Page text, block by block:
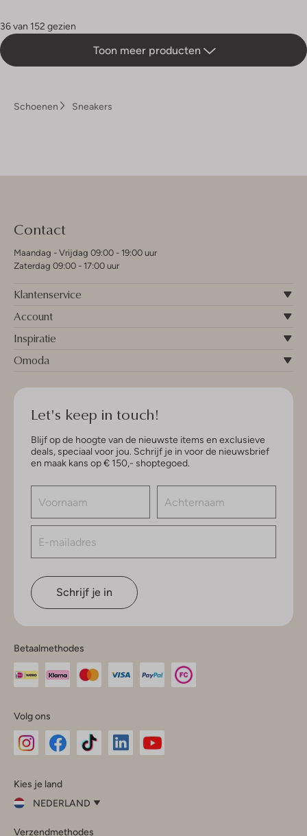
36 van 152 gezien
Toon meer producten
Schoenen Sneakers
Contact
Maandag - Vrijdag 09:00 - 19:00 uur
Zaterdag 09:00 - 17:00 uur
Klantenservice
Account
Inspiratie
Omoda
Let's keep in touch!
Blijf op de hoogte van de nieuwste items en exclusieve
deals, speciaal voor jou. Schrijf je in voor de nieuwsbrief
en maak kans op € 150,- shoptegoed.
Schrijf je in
Betaalmethodes
Volg ons
InstagramFacebook
Kies je land
NEDERLAND
je
Verzendmethodes